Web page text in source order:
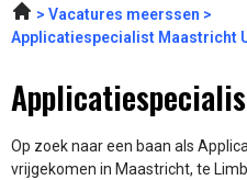
Vacatures meerssen
Applicatiespecialist Maastricht
Op zoek naar een baan als
vrijgekomen in Maastricht, te